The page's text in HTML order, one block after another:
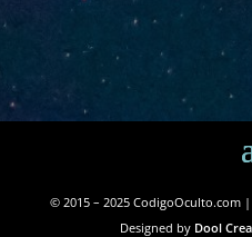
© 2015 – 2025 CodigoOculto.com
Designed by Dool